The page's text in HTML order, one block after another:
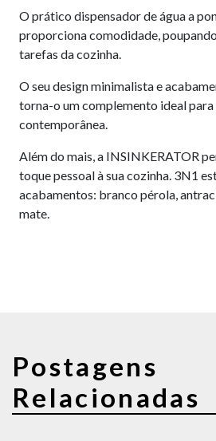
O prático dispensador de água a
proporciona comodidade,
tarefas da cozinha.
O seu design minimalista e
torna-o um complemento ideal para
contemporânea.
Além do mais, a INSINKERATOR
toque pessoal à sua cozinha. 3N1
acabamentos: branco pérola,
mate.
Postagens
Relacionadas